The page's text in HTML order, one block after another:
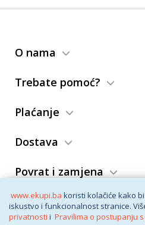
www.ekupi.ba koristi kolačiće kako
iskustvo i funkcionalnost stranice.
privatnosti i Pravilima o postupanju s
O nama
Trebate pomoć?
Plaćanje
Dostava
Povrat i zamjena
Opći uslovi